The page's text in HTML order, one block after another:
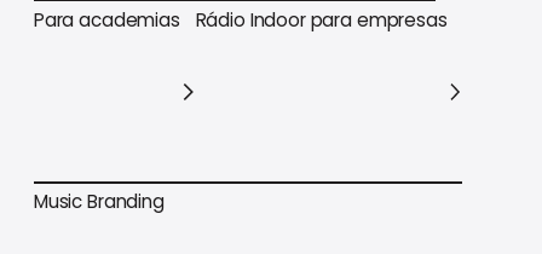
Para varejo em geral Para supermercados
Para academias
Para academias
Rádio Indoor para empresas
Music Branding